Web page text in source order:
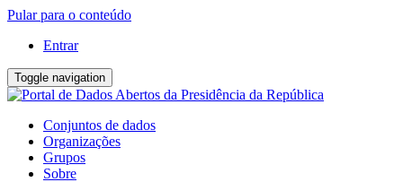
Pular para o conteúdo
Entrar
Toggle navigation
Conjuntos de dados
Organizações
Grupos
Sobre